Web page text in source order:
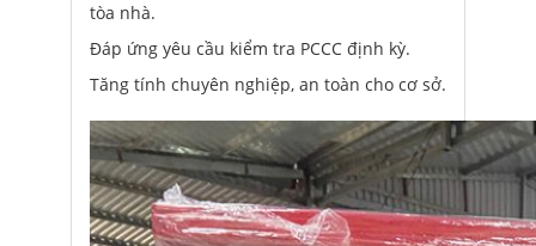
tòa nhà.
Đáp ứng yêu cầu kiểm tra PCCC định kỳ.
Tăng tính chuyên nghiệp, an toàn cho cơ sở.